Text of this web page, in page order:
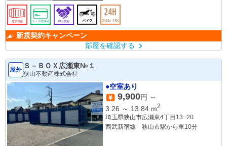
新規契約キャンペーン
部屋を確認する
屋外 Ｓ－ＢＯＸ広瀬東№１
狭山不動産株式会社
●空室あり
9,900円 ～
3.26 ～ 13.84 m2
埼玉県狭山市広瀬東4丁目13−20
西武新宿線 狭山市駅から車10分